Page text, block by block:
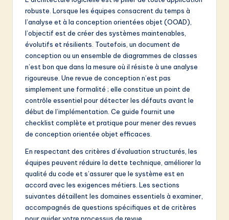
L
in
A
&
S
o
robuste. Lorsque les équipes consacrent du temps à
l’analyse et à la conception orientées objet (OOAD),
l’objectif est de créer des systèmes maintenables,
évolutifs et résilients. Toutefois, un document de
conception ou un ensemble de diagrammes de classes
n’est bon que dans la mesure où il résiste à une analyse
rigoureuse. Une revue de conception n’est pas
simplement une formalité ; elle constitue un point de
contrôle essentiel pour détecter les défauts avant le
début de l’implémentation. Ce guide fournit une
checklist complète et pratique pour mener des revues
de conception orientée objet efficaces.
En respectant des critères d’évaluation structurés, les
équipes peuvent réduire la dette technique, améliorer la
qualité du code et s’assurer que le système est en
accord avec les exigences métiers. Les sections
suivantes détaillent les domaines essentiels à examiner,
accompagnés de questions spécifiques et de critères
pour guider votre processus de revue.